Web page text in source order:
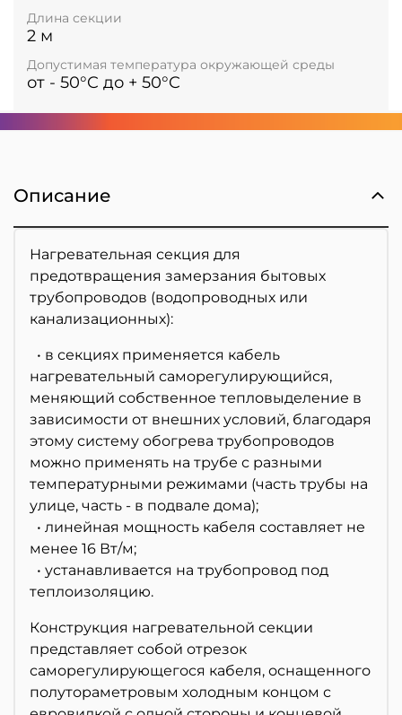
Длина секции
2 м
Допустимая температура окружающей среды
от - 50°C до + 50°C
Описание
Нагревательная секция для
предотвращения замерзания бытовых
трубопроводов (водопроводных или
канализационных):
• в секциях применяется кабель
нагревательный саморегулирующийся,
меняющий собственное тепловыделение в
зависимости от внешних условий, благодаря
этому систему обогрева трубопроводов
можно применять на трубе с разными
температурными режимами (часть трубы на
улице, часть - в подвале дома);
• линейная мощность кабеля составляет не
менее 16 Вт/м;
• устанавливается на трубопровод под
теплоизоляцию.
Конструкция нагревательной секции
представляет собой отрезок
саморегулирующегося кабеля, оснащенного
полутораметровым холодным концом с